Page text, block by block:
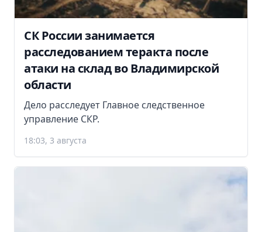
СК России занимается
расследованием теракта после
атаки на склад во Владимирской
области
Дело расследует Главное следственное
управление СКР.
18:03, 3 августа